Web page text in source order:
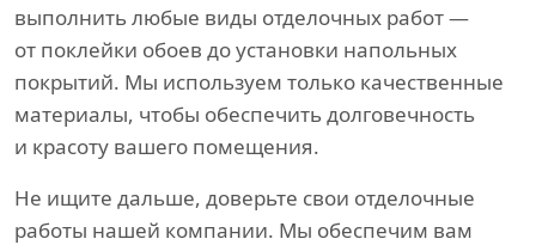
выполнить любые виды отделочных работ —
от поклейки обоев до установки напольных
покрытий. Мы используем только качественные
материалы, чтобы обеспечить долговечность
и красоту вашего помещения.
Не ищите дальше, доверьте свои отделочные
работы нашей компании. Мы обеспечим вам